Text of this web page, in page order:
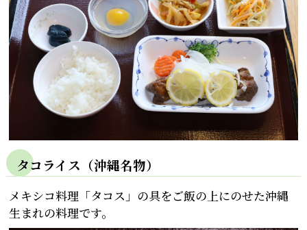
タコライス（沖縄名物）
メキシコ料理「タコス」の具をご飯の上にのせた沖縄
生まれの料理です。